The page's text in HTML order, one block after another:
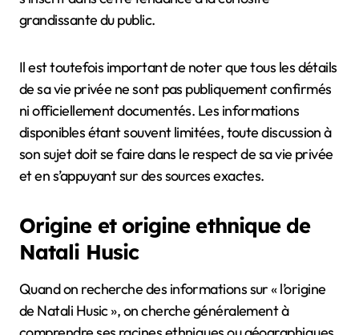
grandissante du public.
Il est toutefois important de noter que tous les détails
de sa vie privée ne sont pas publiquement confirmés
ni officiellement documentés. Les informations
disponibles étant souvent limitées, toute discussion à
son sujet doit se faire dans le respect de sa vie privée
et en s’appuyant sur des sources exactes.
Origine et origine ethnique de
Natali Husic
Quand on recherche des informations sur « l’origine
de Natali Husic », on cherche généralement à